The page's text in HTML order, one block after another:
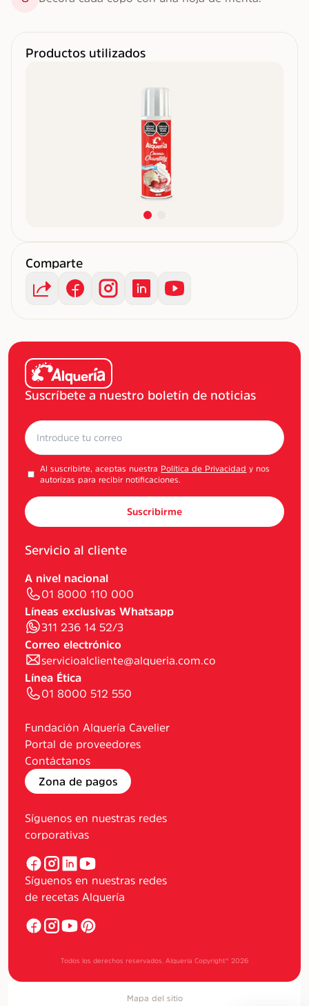
Productos utilizados
Comparte
Suscríbete a nuestro boletín de noticias
Al suscribirte, aceptas nuestra Política de Privacidad y nos
autorizas para recibir notificaciones.
Suscribirme
Servicio al cliente
A nivel nacional
01 8000 110 000
Líneas exclusivas Whatsapp
311 236 14 52/3
Correo electrónico
servicioalcliente@alqueria.com.co
Línea Ética
01 8000 512 550
Fundación Alquería Cavelier
Portal de proveedores
Contáctanos
Zona de pagos
Síguenos en nuestras redes
corporativas
Síguenos en nuestras redes
de recetas Alquería
Todos los derechos reservados. Alquería Copyright® 2026
Mapa del sitio